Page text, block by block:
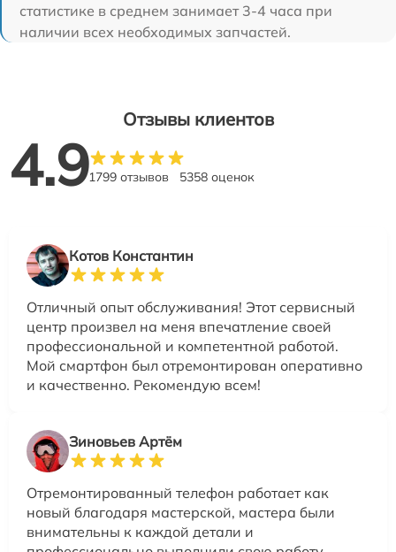
статистике в среднем занимает 3-4 часа при
наличии всех необходимых запчастей.
Отзывы клиентов
4.91799 отзывов 5358 оценок
Котов Константин
Отличный опыт обслуживания! Этот сервисный
центр произвел на меня впечатление своей
профессиональной и компетентной работой.
Мой смартфон был отремонтирован оперативно
и качественно. Рекомендую всем!
Зиновьев Артём
Отремонтированный телефон работает как
новый благодаря мастерской, мастера были
внимательны к каждой детали и